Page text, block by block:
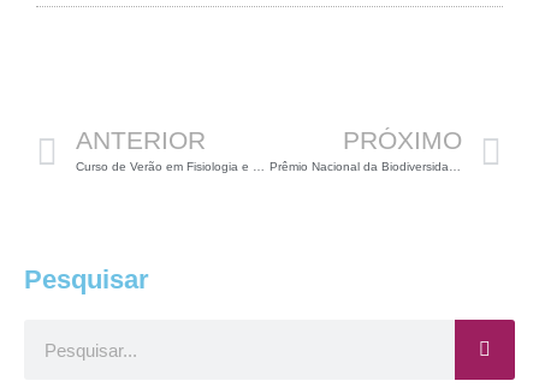
ANTERIOR
Curso de Verão em Fisiologia e Farmacologia
PRÓXIMO
Prêmio Nacional da Biodiversidade
Pesquisar